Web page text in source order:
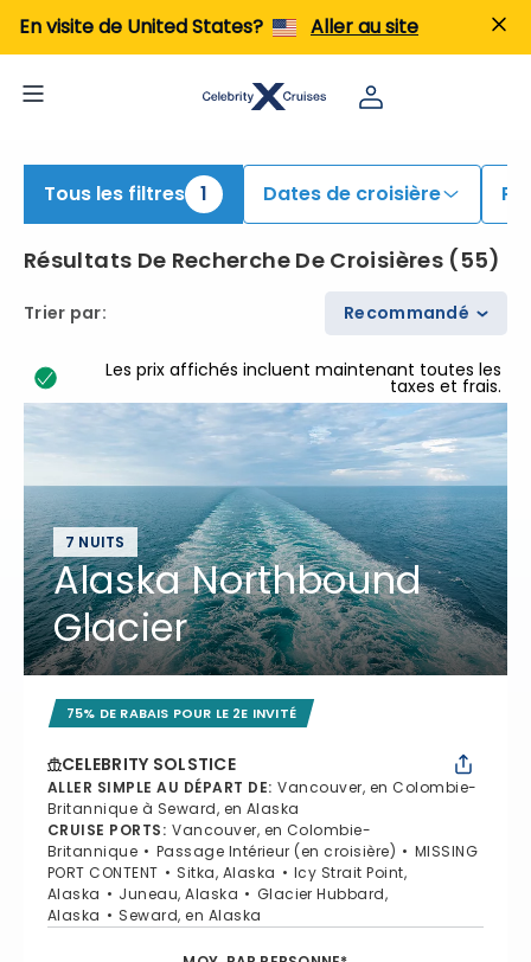
En visite de United States? Aller au site
Tous les filtres 1 Dates de croisière
Résultats De Recherche De Croisières (55)
Trier par: Recommandé
Les prix affichés incluent maintenant toutes les
taxes et frais.
7 NUITS
Alaska Northbound
Glacier
75% DE RABAIS POUR LE 2E INVITÉ
CELEBRITY SOLSTICE
ALLER SIMPLE AU DÉPART DE: Vancouver, en Colombie-
Britannique à Seward, en Alaska
CRUISE PORTS: Vancouver, en Colombie-
Britannique
Passage Intérieur (en croisière)
MISSING
PORT CONTENT
Sitka, Alaska
Icy Strait Point,
Alaska
Juneau, Alaska
Glacier Hubbard,
Alaska
Seward, en Alaska